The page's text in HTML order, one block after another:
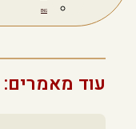
ENG
עוד מאמרים: